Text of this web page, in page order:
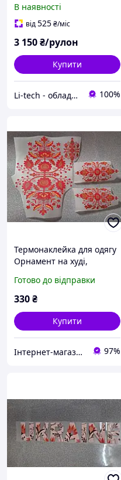
В наявності
від525₴/міс
3 150₴/рулон
Купити
Li-tech - обладнання для шовкографії та швейного виробництва 100%
Термонаклейка для одягу
Орнамент на худі,
(комплект)
Готово до відправки
330₴
Купити
Інтернет-магазин Учcнаб Україна - оснащення учбових закладів, нуш, шкільних кабінетів, днз 97%